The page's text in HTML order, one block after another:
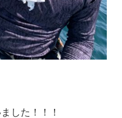
した！！！